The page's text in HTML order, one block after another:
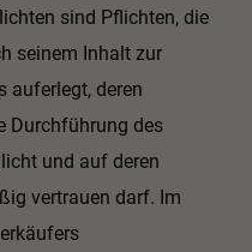
sind Pflichten, die
seinem Inhalt zur
auferlegt, deren
Durchführung des
und auf deren
vertrauen darf. Im